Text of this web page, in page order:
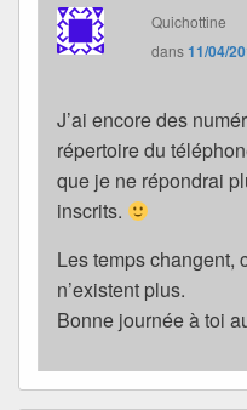
Quichottine
dans11/04/
J’ai encore des
répertoire du
que je ne répondrai
inscrits.
Les temps changent,
n’existent plus.
Bonne journée à toi